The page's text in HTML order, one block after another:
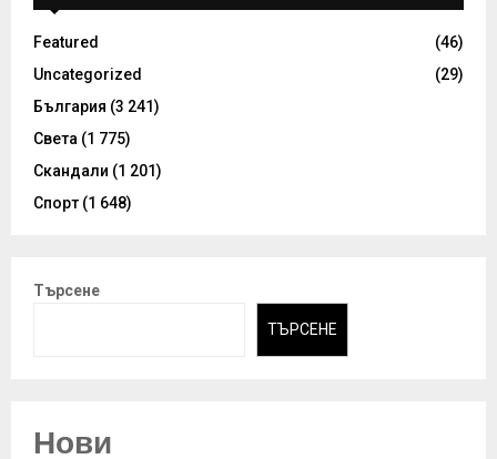
Featured
(46)
Uncategorized
(29)
България (3 241)
Света (1 775)
Скандали (1 201)
Спорт (1 648)
Търсене
ТЪРСЕНЕ
Нови